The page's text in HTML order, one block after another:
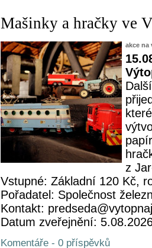
Mašinky a hračky ve
akce na
z
Vstupné: Základní 120 Kč,
Pořadatel: Společnost
Kontakt:
Datum zveřejnění:
Komentáře - 0 příspěvků